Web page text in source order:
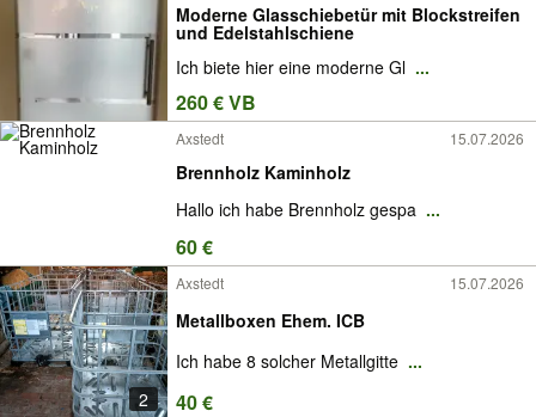
Moderne Glasschiebetür mit Blockstreifen
und Edelstahlschiene
Ich biete hier eine moderne Gl ...
260 € VB
Axstedt 15.07.2026
Brennholz Kaminholz
Hallo ich habe Brennholz gespa ...
60 €
2
Axstedt 15.07.2026
Metallboxen Ehem. ICB
Ich habe 8 solcher Metallgitte ...
40 €